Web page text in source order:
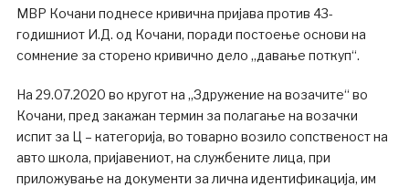
МВР Кочани поднесе кривична пријава против 43-
годишниот И.Д. од Кочани, поради постоење основи на
сомнение за сторено кривично дело „давање поткуп“.
На 29.07.2020 во кругот на „Здружение на возачите“ во
Кочани, пред закажан термин за полагање на возачки
испит за Ц – категорија, во товарно возило сопственост на
авто школа, пријавениот, на службените лица, при
приложување на документи за лична идентификација, им